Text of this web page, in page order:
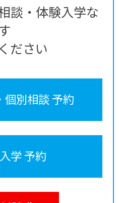
談・体験入学な
ださい
個別相談 予約
学 予約